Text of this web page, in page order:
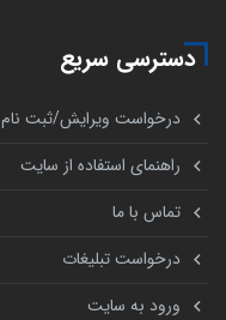
دسترسی سریع
درخواست ویرایش/ثبت نام
راهنمای استفاده از سایت
تماس با ما
درخواست تبلیغات
ورود به سایت